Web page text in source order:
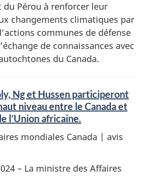
du Pérou à renforcer leur
changements climatiques par
communes de défense
de connaissances avec
du Canada.
Ng et Hussen participeront
niveau entre le Canada et
l’Union africaine.
mondiales Canada | avis
– La ministre des Affaires